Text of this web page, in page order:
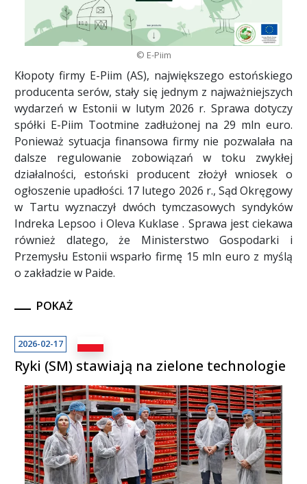
© E-Piim
Kłopoty firmy E-Piim (AS), największego estońskiego
producenta serów, stały się jednym z najważniejszych
wydarzeń w Estonii w lutym 2026 r. Sprawa dotyczy
spółki E-Piim Tootmine zadłużonej na 29 mln euro.
Ponieważ sytuacja finansowa firmy nie pozwalała na
dalsze regulowanie zobowiązań w toku zwykłej
działalności, estoński producent złożył wniosek o
ogłoszenie upadłości. 17 lutego 2026 r., Sąd Okręgowy
w Tartu wyznaczył dwóch tymczasowych syndyków
Indreka Lepsoo i Oleva Kuklase . Sprawa jest ciekawa
również dlatego, że Ministerstwo Gospodarki i
Przemysłu Estonii wsparło firmę 15 mln euro z myślą
o zakładzie w Paide.
POKAŻ
2026-02-17
Ryki (SM) stawiają na zielone technologie